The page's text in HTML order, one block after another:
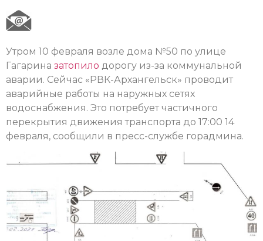
Утром 10 февраля возле дома №50 по улице
Гагарина затопило дорогу из-за коммунальной
аварии. Сейчас «РВК-Архангельск» проводит
аварийные работы на наружных сетях
водоснабжения. Это потребует частичного
перекрытия движения транспорта до 17:00 14
февраля, сообщили в пресс-службе горадмина.